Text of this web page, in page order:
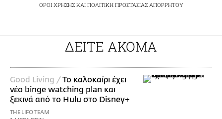
ΟΡΟΙ ΧΡΗΣΗΣΚΑΙ ΠΟΛΙΤΙΚΗ ΠΡΟΣΤΑΣΙΑΣ ΑΠΟΡΡΗΤΟΥ
ΔΕΙΤΕ ΑΚΟΜΑ
Good Living /Το καλοκαίρι έχει
νέο binge watching plan και
ξεκινά από το Hulu στο Disney+
THE LIFO TEAM